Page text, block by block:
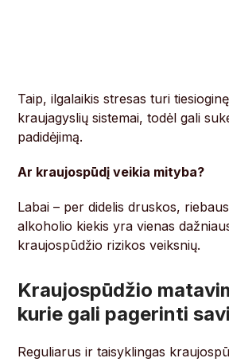
Taip, ilgalaikis stresas turi
kraujagyslių sistemai, todėl gali
padidėjimą.
Ar kraujospūdį veikia mityba?
Labai – per didelis druskos,
alkoholio kiekis yra vienas
kraujospūdžio rizikos veiksnių.
Kraujospūdžio
kurie gali pagerinti
Reguliarus ir taisyklingas